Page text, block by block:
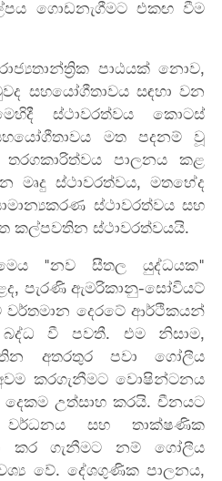
ගොඩනැගීමට එකඟ වීම
පාඨයක් නොව,
සහයෝගීතාවය සඳහා වන
ස්ථාවරත්වය කොටස්
මත පදනම් වූ
තරගකාරිත්වය පාලනය කළ
මෘදු ස්ථාවරත්වය, මතභේද
ස්ථාවරත්වය සහ
කල්පවතින ස්ථාවරත්වයයි.
"නව සීතල යුද්ධයක"
පැරණි ඇමරිකානු-සෝවියට්
වර්තමාන දෙරටේ ආර්ථිකයන්
වී පවතී. එම නිසාම,
අතරතුර පවා ගෝලීය
කරගැනීමට වොෂින්ටනය
උත්සාහ කරයි. චීනයට
සහ තාක්ෂණික
කර ගැනීමට නම් ගෝලීය
වේ. දේශගුණික පාලනය,